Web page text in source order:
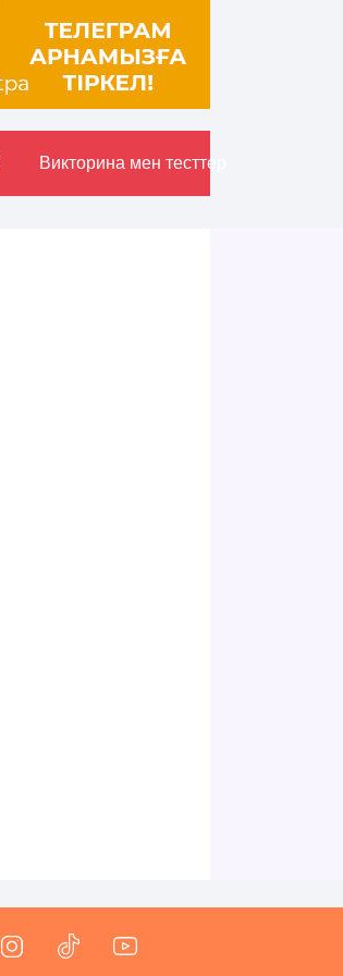
Викторина мен тесттер